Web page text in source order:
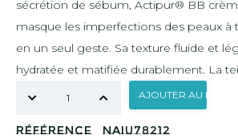
sécrétion de sébum, Actipur® BB
masque les imperfections des peaux à
en un seul geste. Sa texture fluide et
hydratée et matifiée durablement. La
AJOUTER AU PANIER
Référence
NAIU78212